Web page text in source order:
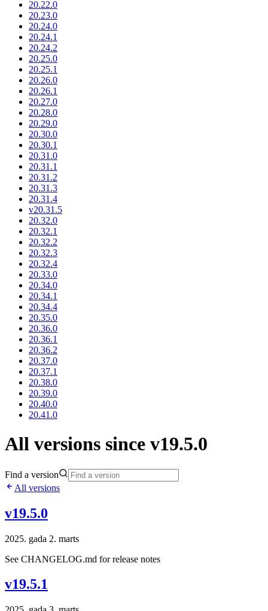
20.22.0
20.23.0
20.24.0
20.24.1
20.24.2
20.25.0
20.25.1
20.26.0
20.26.1
20.27.0
20.28.0
20.29.0
20.30.0
20.30.1
20.31.0
20.31.1
20.31.2
20.31.3
20.31.4
v20.31.5
20.32.0
20.32.1
20.32.2
20.32.3
20.32.4
20.33.0
20.34.0
20.34.1
20.34.4
20.35.0
20.36.0
20.36.1
20.36.2
20.37.0
20.37.1
20.38.0
20.39.0
20.40.0
20.41.0
All versions since v19.5.0
Find a version
All versions
v19.5.0
2025. gada 2. marts
See CHANGELOG.md for release notes
v19.5.1